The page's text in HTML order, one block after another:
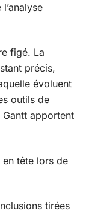
figé. La
précis,
évoluent
outils de
apportent
en tête lors de
tirées